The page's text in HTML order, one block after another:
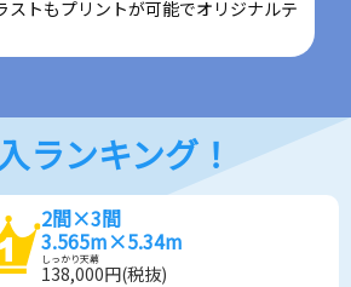
ストもプリントが可能でオリジナルテ
ランキング！
2間×3間
3.565m×5.34m
しっかり天幕
138,000円(税抜)